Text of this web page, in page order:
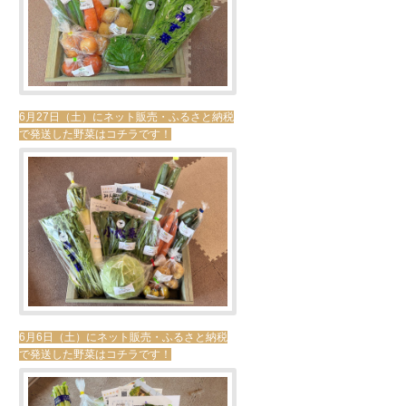
6月27日（土）にネット販売・ふるさと納税
で発送した野菜はコチラです！
6月6日（土）にネット販売・ふるさと納税
で発送した野菜はコチラです！